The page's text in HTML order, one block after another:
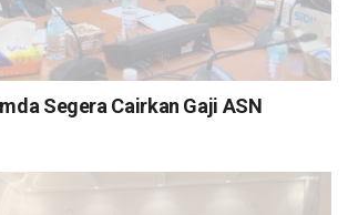
Segera Cairkan Gaji ASN